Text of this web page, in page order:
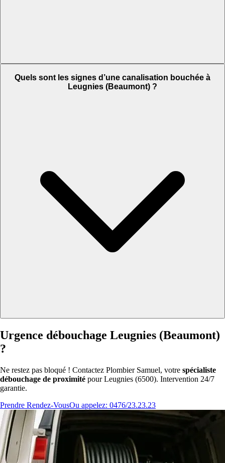
Quels sont les signes d’une canalisation bouchée à
Leugnies (Beaumont) ?
Urgence débouchage Leugnies (Beaumont)
?
Ne restez pas bloqué ! Contactez Plombier Samuel, votre spécialiste
débouchage de proximité pour Leugnies (6500). Intervention 24/7
garantie.
Prendre Rendez-VousOu appelez: 0476/23.23.23